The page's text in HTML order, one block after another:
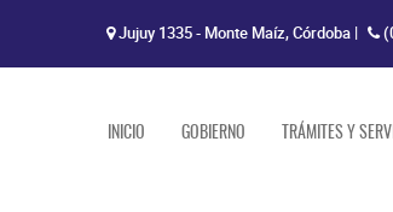
Jujuy 1335 - Monte Maíz, Córdoba |
INICIO GOBIERNO TRÁMITES Y